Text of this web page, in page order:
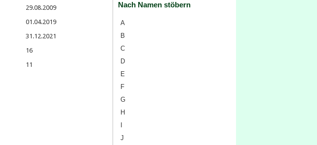
Nach Namen stöbern
A
B
C
D
E
F
G
H
J
29.08.2009
01.04.2019
31.12.2021
16
11